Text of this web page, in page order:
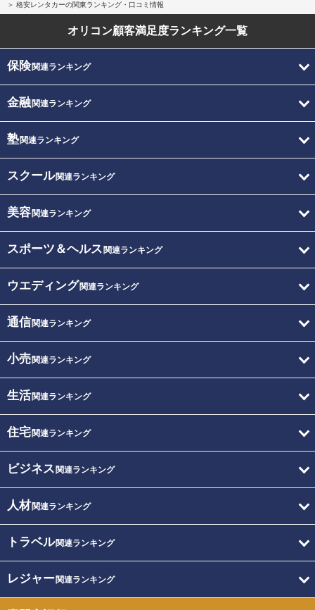
格安レンタカーの関東ランキング・口コミ情報
オリコン顧客満足度ランキング一覧
保険関連ランキング
金融関連ランキング
塾関連ランキング
スクール関連ランキング
美容関連ランキング
スポーツ＆ヘルス 関連ランキング
ウエディング関連ランキング
通信関連ランキング
小売関連ランキング
生活関連ランキング
住宅関連ランキング
ビジネス 関連ランキング
人材関連ランキング
トラベル関連ランキング
レジャー関連ランキング